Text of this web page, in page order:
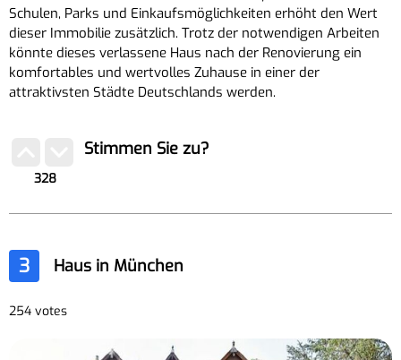
Schulen, Parks und Einkaufsmöglichkeiten erhöht den Wert
dieser Immobilie zusätzlich. Trotz der notwendigen Arbeiten
könnte dieses verlassene Haus nach der Renovierung ein
komfortables und wertvolles Zuhause in einer der
attraktivsten Städte Deutschlands werden.
328
Stimmen Sie zu?
3 Haus in München
254 votes